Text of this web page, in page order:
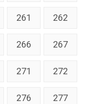
261 262
266 267
271 272
276 277